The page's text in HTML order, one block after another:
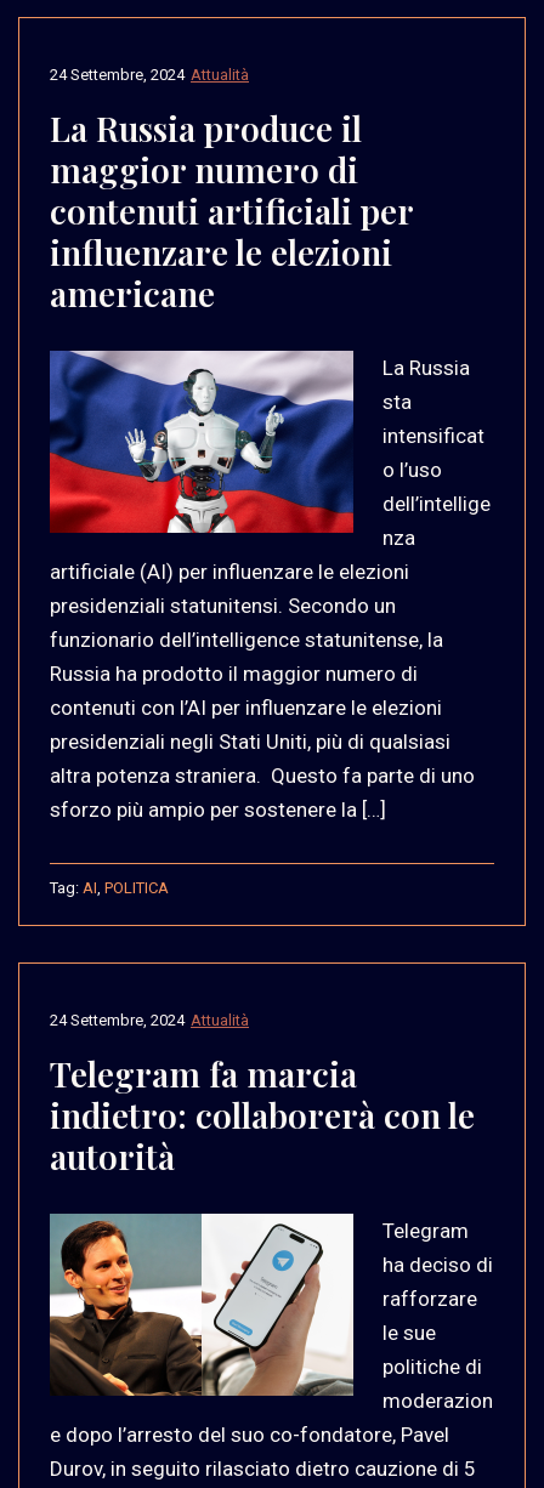
Attualità
24 Settembre, 2024
La Russia produce il
maggior numero di
contenuti artificiali per
influenzare le elezioni
americane
La Russia
sta
intensificat
o l’uso
dell’intellige
nza
artificiale (AI) per influenzare le elezioni
presidenziali statunitensi. Secondo un
funzionario dell’intelligence statunitense, la
Russia ha prodotto il maggior numero di
contenuti con l’AI per influenzare le elezioni
presidenziali negli Stati Uniti, più di qualsiasi
altra potenza straniera. Questo fa parte di uno
sforzo più ampio per sostenere la […]
Tag: AI POLITICA
Attualità
24 Settembre, 2024
Telegram fa marcia
indietro: collaborerà con le
autorità
Telegram
ha deciso di
rafforzare
le sue
politiche di
moderazion
e dopo l’arresto del suo co-fondatore, Pavel
Durov, in seguito rilasciato dietro cauzione di 5